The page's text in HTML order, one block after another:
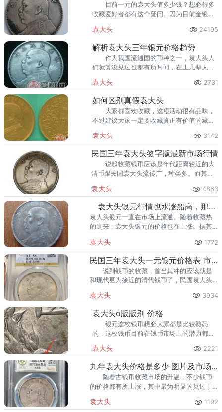
目前一元的袁大头值多少钱？想必很多
收藏爱好者都有这个疑问。因为目前金银的
是不断地受着冲击和影响。有的人说一元的
袁大头值八九百，也有人
袁大头 24195
解析袁大头三年银元价格趋势
作为我国流通国的币种之一，袁大头人
们就算没见过也都有所耳闻，在上几辈人或
袁大头 2731
如何区别真假袁大头
大家都喜欢收藏，这项活动很有品味，
不过建议大家一定要收藏真正有价值的藏
浆进行辨别。 希望大家仔细鉴别袁大
头，千万不要上当受骗。
袁大头 3142
民国三年袁大头签字版最新市场行情
说起收藏钱币应该是年代距离较近的大
清币跟民国袁大头流传广，种类多。而其中
代中国币制
袁大头 4863
袁大头银元行情也水涨船高，那么袁大头银元现在一个值多少钱
袁大头银元一直在市场上流通。随着收藏热
的到来，袁大头银元的价格也在上涨。据其
7.5亿枚。
袁大头 1772
民国三年袁大头一元银元价格表 市场价
说到钱币的收藏，首当其冲的应该就是
和现代更为接近的清代钱币了，民国袁大头
收藏行业中十分的受到收藏者的喜爱，被人
们称为是银元之宝。
袁大头 3934
袁大头o版版别 价格
银元这枚钱币想必大家都是比较熟悉
的，这枚钱币目前在钱币市场上的潜力都是
的一枚钱币，版本上也是比较多，每个不同
的版本之间都有独特的韵味。
袁大头 2221
九年袁大头价格是多少 图片及市场行情
随着古钱币收藏市场的升温，不少钱币
的价格都有所上涨，其中最为明显的莫过于
风险较低，因此备受藏友们的喜爱，其中九
袁大头 1192